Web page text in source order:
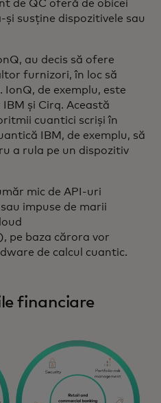
de QC oferă de obicei
susține dispozitivele sau
au decis să ofere
furnizori, în loc să
de exemplu, este
și Cirq. Această
cuantici scriși în
IBM, de exemplu, să
a rula pe un dispozitiv
mic de API-uri
impuse de marii
pe baza cărora vor
de calcul cuantic.
financiare